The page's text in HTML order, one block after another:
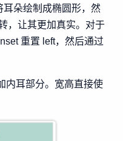
朵绘制成椭圆形，然
，让其更加真实。对于
重置 left，然后通过
内耳部分。宽高直接使